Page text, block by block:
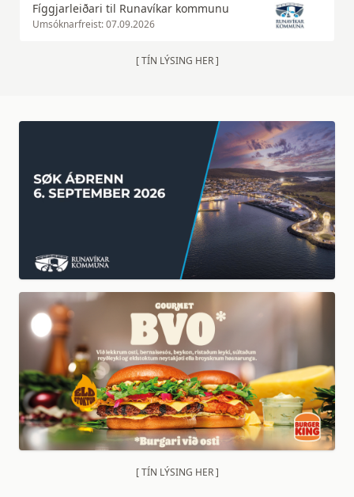
Fíggjarleiðari til Runavíkar kommunu
Umsóknarfreist: 07.09.2026
[ TÍN LÝSING HER ]
[ TÍN LÝSING HER ]